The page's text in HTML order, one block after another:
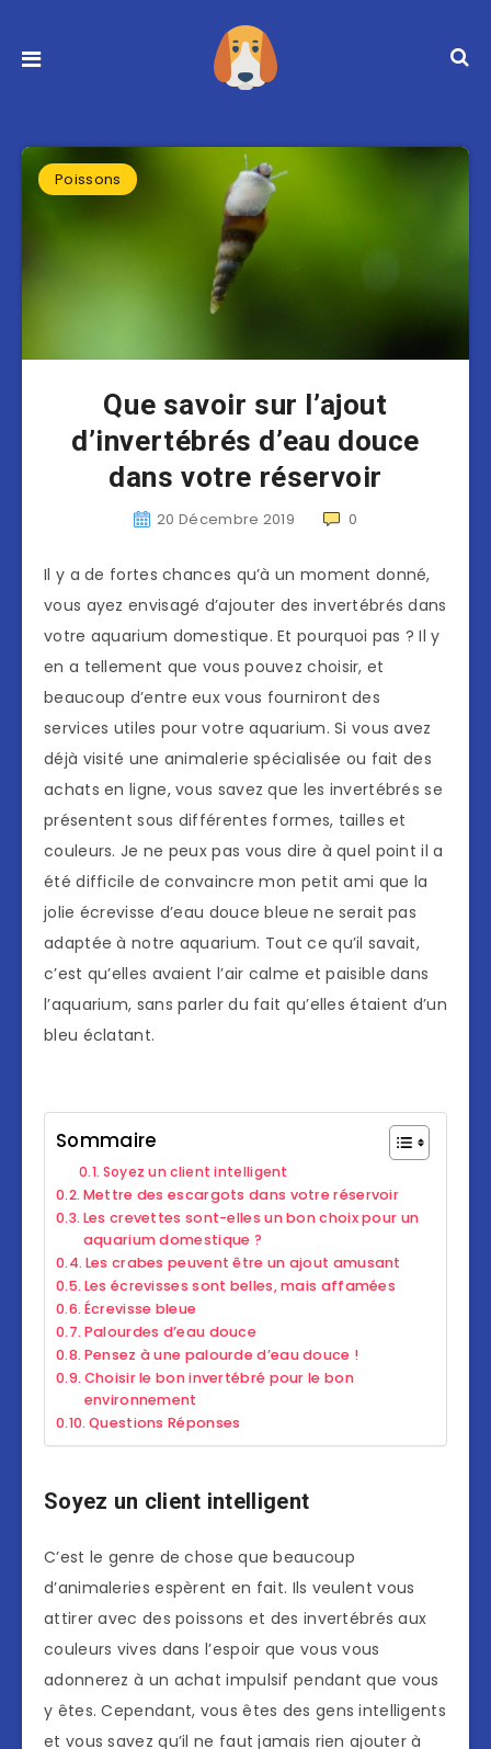
Poissons
Que savoir sur l’ajout
d’invertébrés d’eau douce
dans votre réservoir
20 Décembre 2019 0
Il y a de fortes chances qu’à un moment donné,
vous ayez envisagé d’ajouter des invertébrés dans
votre aquarium domestique. Et pourquoi pas ? Il y
en a tellement que vous pouvez choisir, et
beaucoup d’entre eux vous fourniront des
services utiles pour votre aquarium. Si vous avez
déjà visité une animalerie spécialisée ou fait des
achats en ligne, vous savez que les invertébrés se
présentent sous différentes formes, tailles et
couleurs. Je ne peux pas vous dire à quel point il a
été difficile de convaincre mon petit ami que la
jolie écrevisse d’eau douce bleue ne serait pas
adaptée à notre aquarium. Tout ce qu’il savait,
c’est qu’elles avaient l’air calme et paisible dans
l’aquarium, sans parler du fait qu’elles étaient d’un
bleu éclatant.
Sommaire
Soyez un client intelligent
Mettre des escargots dans votre réservoir
Les crevettes sont-elles un bon choix pour un
aquarium domestique ?
Les crabes peuvent être un ajout amusant
Les écrevisses sont belles, mais affamées
Écrevisse bleue
Palourdes d’eau douce
Pensez à une palourde d’eau douce !
Choisir le bon invertébré pour le bon
environnement
Questions Réponses
Soyez un client intelligent
C’est le genre de chose que beaucoup
d’animaleries espèrent en fait. Ils veulent vous
attirer avec des poissons et des invertébrés aux
couleurs vives dans l’espoir que vous vous
adonnerez à un achat impulsif pendant que vous
y êtes. Cependant, vous êtes des gens intelligents
et vous savez qu’il ne faut jamais rien ajouter à